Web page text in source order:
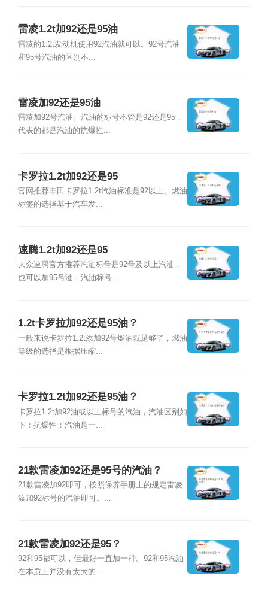
雷凌1.2t加92还是95油
雷凌的1.2t发动机使用92汽油就可以。92号汽油
和95号汽油的区别不...
雷凌加92还是95油
雷凌加92号汽油。汽油的标号不管是92还是95，
代表的都是汽油的抗爆性...
卡罗拉1.2t加92还是95
官网推荐丰田卡罗拉1.2t汽油标准是92以上。燃油
标签的选择基于汽车发...
速腾1.2t加92还是95
大众速腾官方推荐汽油标号是92号及以上汽油，
也可以加95号油，汽油标号...
1.2t卡罗拉加92还是95油？
一般来说卡罗拉1.2t添加92号燃油就足够了，燃油
等级的选择是根据压缩...
卡罗拉1.2t加92还是95油？
卡罗拉1.2t加92油或以上标号的汽油，汽油区别如
下：抗爆性：汽油是一...
21款雷凌加92还是95号的汽油？
21款雷凌加92即可，按照保养手册上的规定雷凌
添加92标号的汽油即可。...
21款雷凌加92还是95？
92和95都可以，但最好一直加一种。92和95汽油
在本质上并没有太大的...